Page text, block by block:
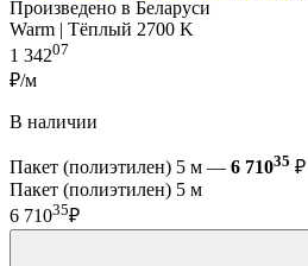
Произведено в Беларуси
Warm | Тёплый 2700 K
1 34207
₽/м
В наличии
Пакет (полиэтилен) 5 м — 6 71035 ₽
Пакет (полиэтилен) 5 м
6 71035₽